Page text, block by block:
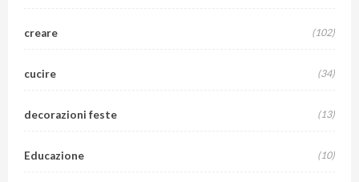
creare (102)
cucire (34)
decorazioni feste (13)
Educazione (10)